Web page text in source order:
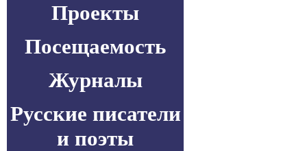
Проекты
Посещаемость
Журналы
Русские писатели
и поэты